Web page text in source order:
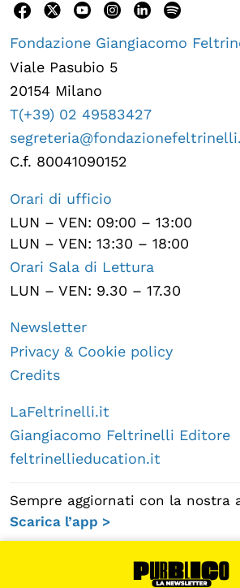
Fondazione Giangiacomo
Viale Pasubio 5
20154 Milano
T(+39) 02 49583427
C.f. 80041090152
Orari di ufficio
LUN – VEN: 09:00 – 13:00
LUN – VEN: 13:30 – 18:00
Orari Sala di Lettura
LUN – VEN: 9.30 – 17.30
Newsletter
Privacy & Cookie policy
Credits
LaFeltrinelli.it
Giangiacomo Feltrinelli Editore
feltrinellieducation.it
Sempre aggiornati con la nostra
Scarica l’app >